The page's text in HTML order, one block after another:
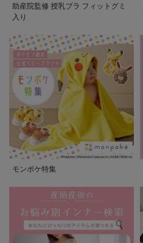
助産院監修 授乳ブラ フィットグミ
入り
モンポケ特集